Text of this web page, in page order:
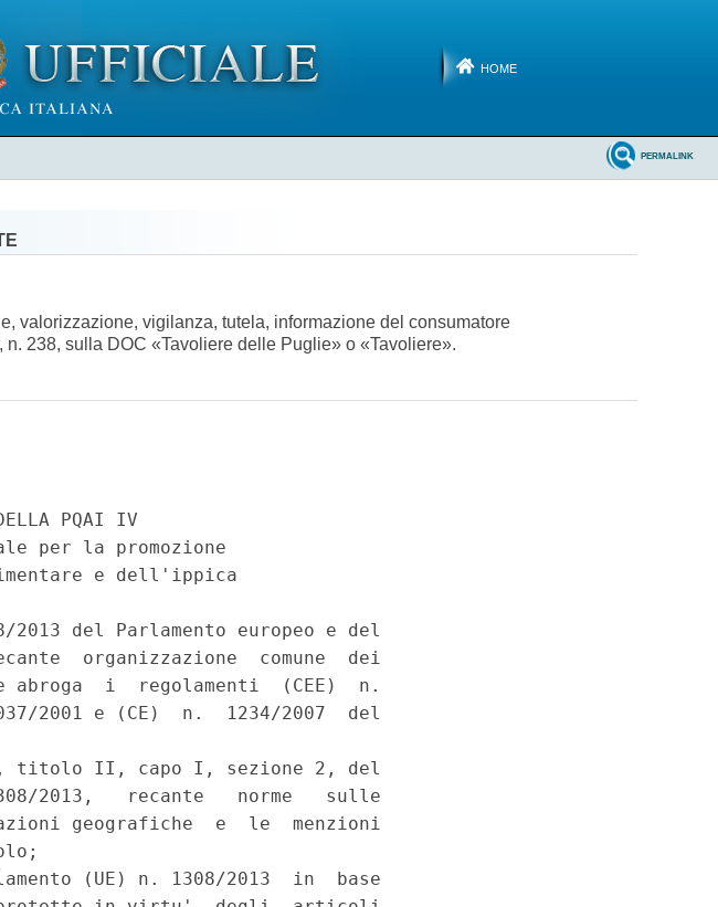
HOME
PERMALINK
valorizzazione, vigilanza, tutela, informazione del consumatore
238, sulla DOC «Tavoliere delle Puglie» o «Tavoliere».